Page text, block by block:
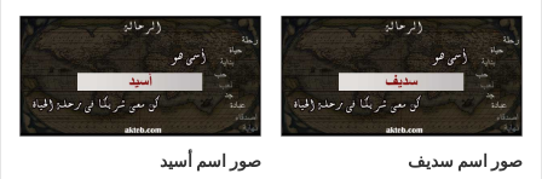
صور اسم سديف صور اسم أسيد